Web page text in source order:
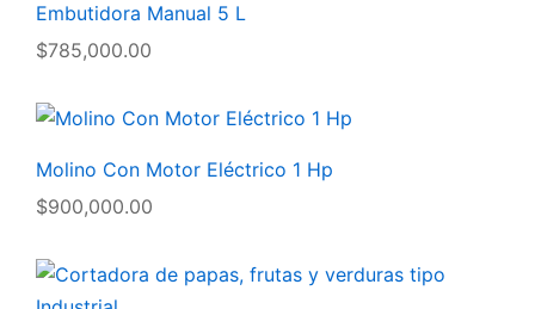
Embutidora Manual 5 L
$785,000.00
Molino Con Motor Eléctrico 1 Hp
$900,000.00